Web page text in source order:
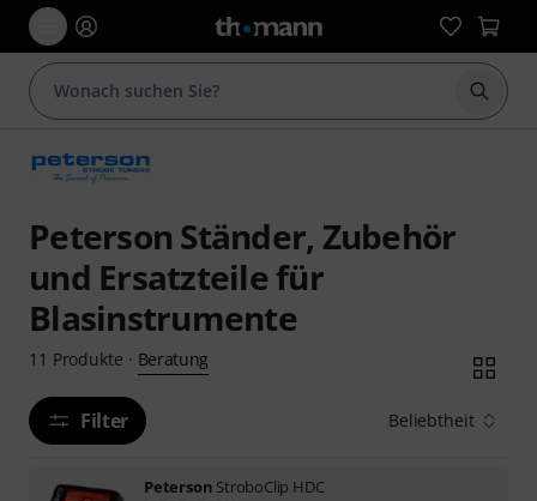
Suche
Peterson Ständer, Zubehör
und Ersatzteile für
Blasinstrumente
11 Produkte · Beratung
Filter Beliebtheit
Peterson StroboClip HDC